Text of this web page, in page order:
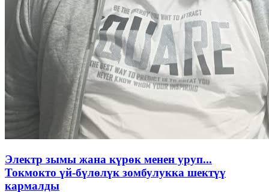
Электр зымы жана күрөк менен уруп...
Токмокто үй-бүлөлүк зомбулукка шектүү
кармалды